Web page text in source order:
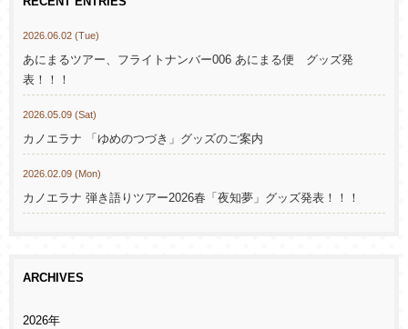
2026.06.02 (Tue)
あにまるツアー、フライトナンバー006 あにまる便 グッズ発
表！！！
2026.05.09 (Sat)
カノエラナ 「ゆめのつづき」グッズのご案内
2026.02.09 (Mon)
カノエラナ 弾き語りツアー2026春「夜知夢」グッズ発表！！！
ARCHIVES
2026年